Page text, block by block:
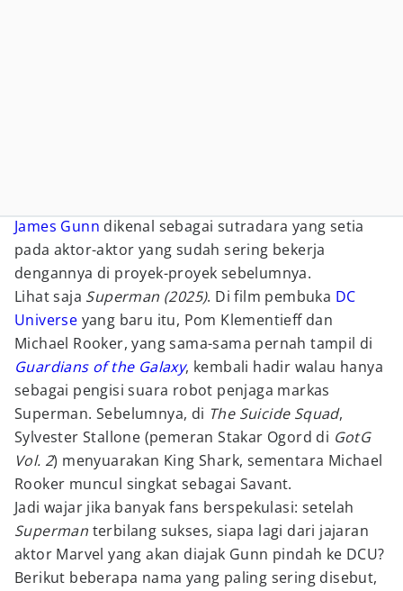
James Gunn dikenal sebagai sutradara yang setia
pada aktor-aktor yang sudah sering bekerja
dengannya di proyek-proyek sebelumnya.
Lihat saja Superman (2025). Di film pembuka DC
Universe yang baru itu, Pom Klementieff dan
Michael Rooker, yang sama-sama pernah tampil di
Guardians of the Galaxy, kembali hadir walau hanya
sebagai pengisi suara robot penjaga markas
Superman. Sebelumnya, di The Suicide Squad,
Sylvester Stallone (pemeran Stakar Ogord di GotG
Vol. 2) menyuarakan King Shark, sementara Michael
Rooker muncul singkat sebagai Savant.
Jadi wajar jika banyak fans berspekulasi: setelah
Superman terbilang sukses, siapa lagi dari jajaran
aktor Marvel yang akan diajak Gunn pindah ke DCU?
Berikut beberapa nama yang paling sering disebut,